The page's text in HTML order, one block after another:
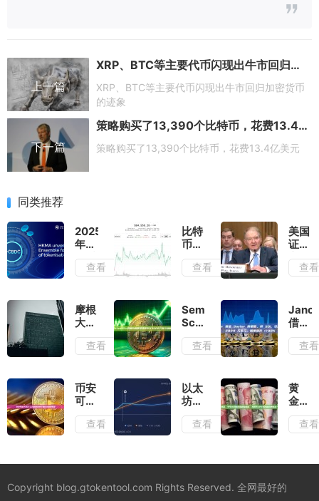
上一篇
XRP、BTC等主要代币闪现出牛市回归加密货币的迹象
XRP、BTC等主要代币闪现出牛市回归加密货币
的迹象
下一篇
策略购买了13,390个比特币，花费13.4亿美元
策略购买了13,390个比特币，花费13.4亿美元
同类推荐
2025
年第
一季
度资
顾：
哪些
资产
率先
上交
易？
查看
比特
币在
85,000
美元
因美
联储
的沃
勒暗
税恢
复将
息”降
查看
美国
证券
交易
委员
对实
物赎
回和
以太
质押
的决
查看
摩根
大通
为其
区块
务
Kinexys
增加
了英
查看
Semler
Scientific
同意
向美
支付
3000
万美
元以
调查
查看
借鉴
的策
SOL
资产
增加
元，
查看
币安
可能
下架
Zcash
行业
感到
查看
以太
坊进
入中
年危
销毁
亿美
查看
黄
金：
千年
共识
险密
查看
Copyright blog.gtokentool.com Rights Reserved. 全网最好的